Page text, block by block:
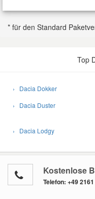
* für den Standard
Top
› Dacia Dokker
› Dacia Duster
› Dacia Lodgy
Kostenlose
Telefon: +49